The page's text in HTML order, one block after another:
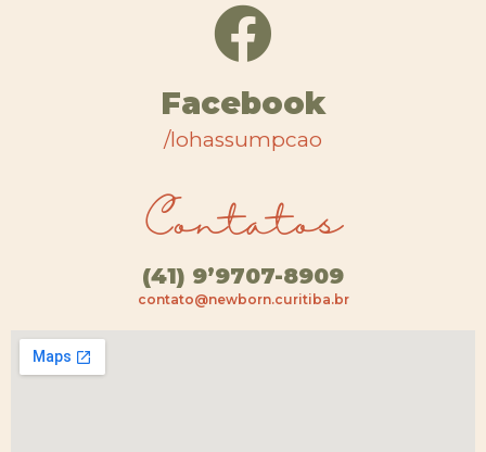
Facebook
/lohassumpcao
Contatos
(41) 9’9707-8909
contato@newborn.curitiba.br